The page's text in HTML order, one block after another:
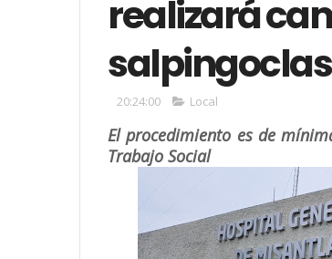
realizará
20:24:00 Local
El procedimiento es de
Trabajo Social